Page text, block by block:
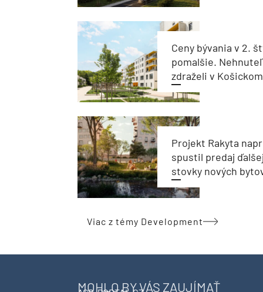
Ceny bývania v 2.
pomalšie.
zdraželi v
Projekt Rakyta
spustil predaj
stovky nových
Viac z témy Development
MOHLO BY VÁS ZAUJÍMAŤ